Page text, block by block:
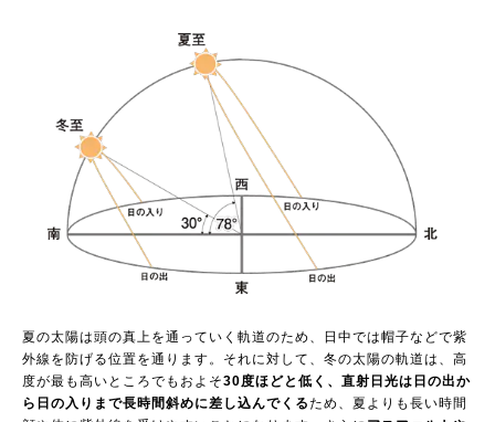
夏の太陽は頭の真上を通っていく軌道のため、日中では帽子などで紫
外線を防げる位置を通ります。それに対して、冬の太陽の軌道は、高
度が最も高いところでもおよそ30度ほどと低く、直射日光は日の出か
ら日の入りまで長時間斜めに差し込んでくるため、夏よりも長い時間